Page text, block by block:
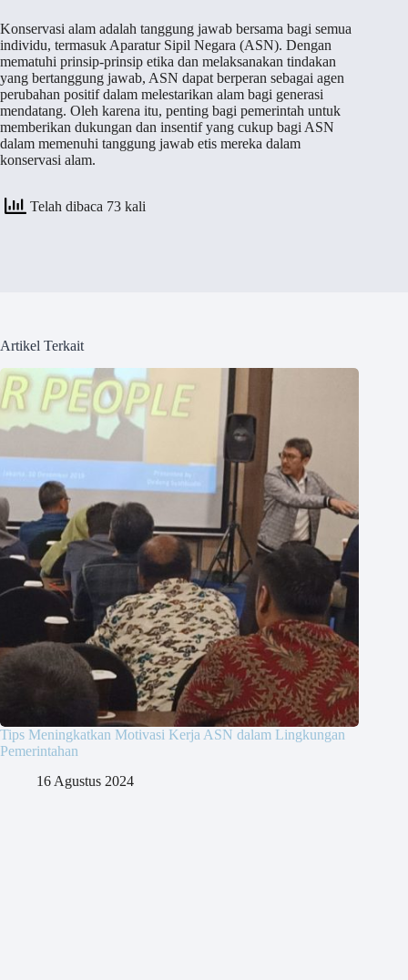
Konservasi alam adalah tanggung jawab bersama bagi semua
individu, termasuk Aparatur Sipil Negara (ASN). Dengan
mematuhi prinsip-prinsip etika dan melaksanakan tindakan
yang bertanggung jawab, ASN dapat berperan sebagai agen
perubahan positif dalam melestarikan alam bagi generasi
mendatang. Oleh karena itu, penting bagi pemerintah untuk
memberikan dukungan dan insentif yang cukup bagi ASN
dalam memenuhi tanggung jawab etis mereka dalam
konservasi alam.
Telah dibaca 73 kali
Artikel Terkait
Tips Meningkatkan Motivasi Kerja ASN dalam Lingkungan
Pemerintahan
16 Agustus 2024